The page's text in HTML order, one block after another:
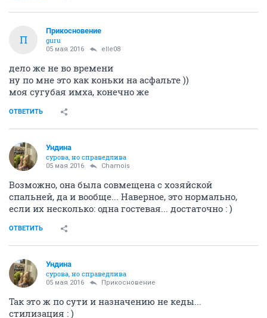
П
Прикосновение
guru
05 мая 2016 elle08
дело же не во времени
ну по мне это как коньки на асфальте ))
моя сугубая имха, конечно же
ОТВЕТИТЬ
Ундинa
сурова, но справедлива
05 мая 2016 Chamois
Возможно, она была совмещена с хозяйской
спальней, да и вообще... Наверное, это нормально,
если их несколько: одна гостевая... достаточно : )
ОТВЕТИТЬ
Ундинa
сурова, но справедлива
05 мая 2016 Прикосновение
Так это ж по сути и назначению не кеды...
стилизация : )